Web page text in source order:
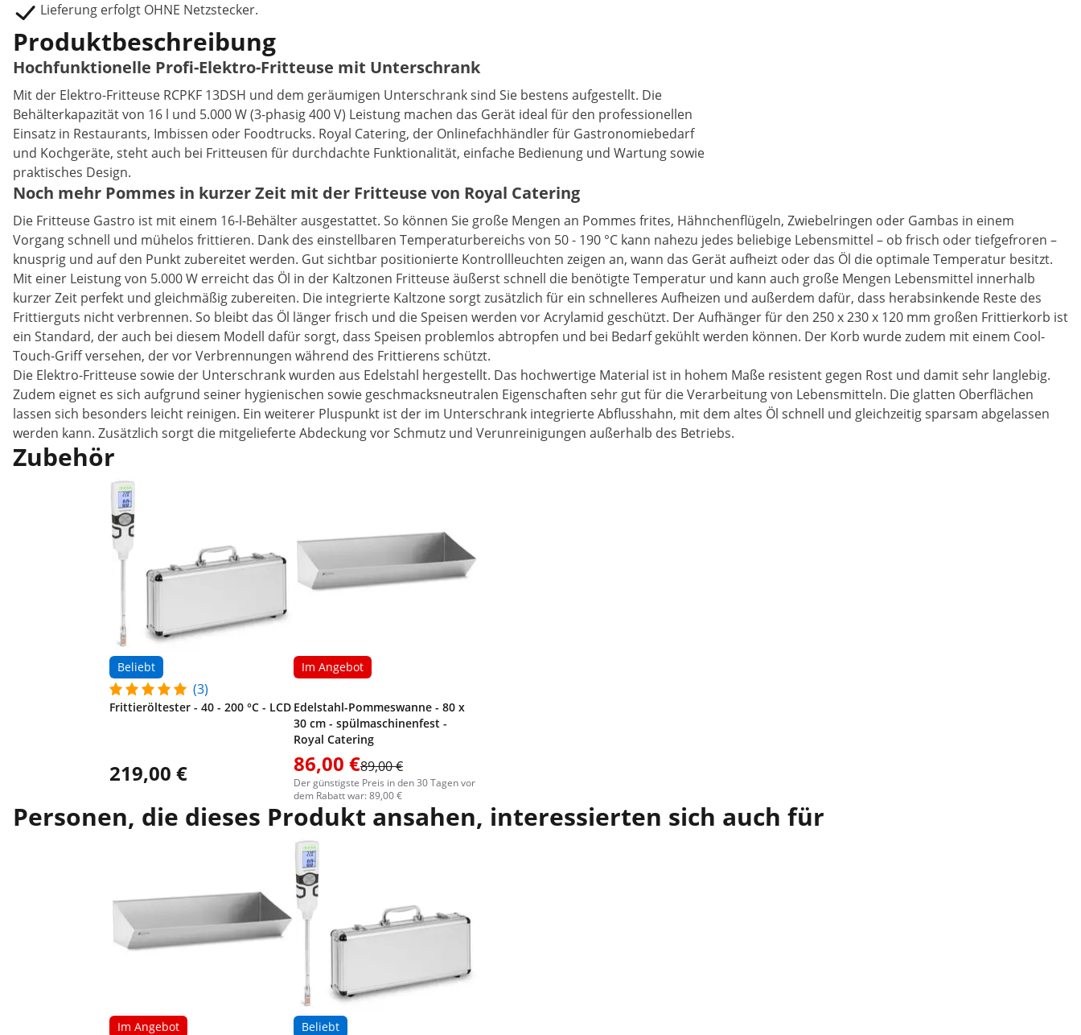
Lieferung erfolgt OHNE Netzstecker.
Produktbeschreibung
Hochfunktionelle Profi-Elektro-Fritteuse mit Unterschrank
Mit der Elektro-Fritteuse RCPKF 13DSH und dem geräumigen Unterschrank sind Sie bestens aufgestellt. Die
Behälterkapazität von 16 l und 5.000 W (3-phasig 400 V) Leistung machen das Gerät ideal für den professionellen
Einsatz in Restaurants, Imbissen oder Foodtrucks. Royal Catering, der Onlinefachhändler für Gastronomiebedarf
und Kochgeräte, steht auch bei Fritteusen für durchdachte Funktionalität, einfache Bedienung und Wartung sowie
praktisches Design.
Noch mehr Pommes in kurzer Zeit mit der Fritteuse von Royal Catering
Die Fritteuse Gastro ist mit einem 16-l-Behälter ausgestattet. So können Sie große Mengen an Pommes frites, Hähnchenflügeln, Zwiebelringen oder Gambas in einem
Vorgang schnell und mühelos frittieren. Dank des einstellbaren Temperaturbereichs von 50 - 190 °C kann nahezu jedes beliebige Lebensmittel – ob frisch oder tiefgefroren –
knusprig und auf den Punkt zubereitet werden. Gut sichtbar positionierte Kontrollleuchten zeigen an, wann das Gerät aufheizt oder das Öl die optimale Temperatur besitzt.
Mit einer Leistung von 5.000 W erreicht das Öl in der Kaltzonen Fritteuse äußerst schnell die benötigte Temperatur und kann auch große Mengen Lebensmittel innerhalb
kurzer Zeit perfekt und gleichmäßig zubereiten. Die integrierte Kaltzone sorgt zusätzlich für ein schnelleres Aufheizen und außerdem dafür, dass herabsinkende Reste des
Frittierguts nicht verbrennen. So bleibt das Öl länger frisch und die Speisen werden vor Acrylamid geschützt. Der Aufhänger für den 250 x 230 x 120 mm großen Frittierkorb ist
ein Standard, der auch bei diesem Modell dafür sorgt, dass Speisen problemlos abtropfen und bei Bedarf gekühlt werden können. Der Korb wurde zudem mit einem Cool-
Touch-Griff versehen, der vor Verbrennungen während des Frittierens schützt.
Die Elektro-Fritteuse sowie der Unterschrank wurden aus Edelstahl hergestellt. Das hochwertige Material ist in hohem Maße resistent gegen Rost und damit sehr langlebig.
Zudem eignet es sich aufgrund seiner hygienischen sowie geschmacksneutralen Eigenschaften sehr gut für die Verarbeitung von Lebensmitteln. Die glatten Oberflächen
lassen sich besonders leicht reinigen. Ein weiterer Pluspunkt ist der im Unterschrank integrierte Abflusshahn, mit dem altes Öl schnell und gleichzeitig sparsam abgelassen
werden kann. Zusätzlich sorgt die mitgelieferte Abdeckung vor Schmutz und Verunreinigungen außerhalb des Betriebs.
Zubehör
Beliebt
(3)
Frittieröltester - 40 - 200 °C - LCD
219,00 €
Im Angebot
Edelstahl-Pommeswanne - 80 x
30 cm - spülmaschinenfest -
Royal Catering
86,00 €89,00 €
Der günstigste Preis in den 30 Tagen vor
dem Rabatt war: 89,00 €
Personen, die dieses Produkt ansahen, interessierten sich auch für
Im Angebot Beliebt